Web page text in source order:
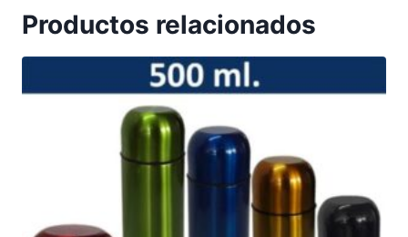
Productos relacionados